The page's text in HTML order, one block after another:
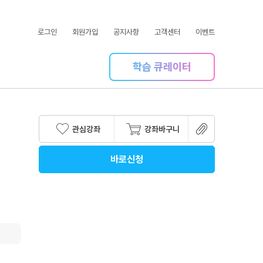
로그인 회원가입 공지사항 고객센터 이벤트
학습 큐레이터
관심강좌 강좌바구니
바로신청